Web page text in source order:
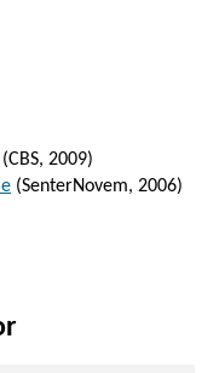
(CBS, 2009)
(SenterNovem, 2006)